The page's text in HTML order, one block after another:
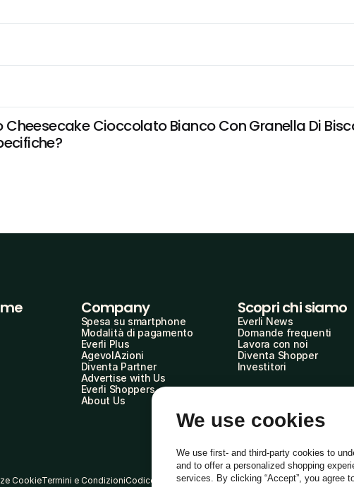
Cioccolato Bianco Con Granella Di
Company
Spesa su smartphone
Modalità di pagamento
Everli Plus
AgevolAzioni
Diventa Partner
Advertise with Us
Everli Shoppers
About Us
Scopri chi siamo
Everli News
Domande frequenti
Lavora con noi
Diventa Shopper
Investitori
CookieTermini e CondizioniCodice Etico
We use cookies
We use first- and third-party cookies to
and to offer a personalized shopping
services. By clicking “Accept”, you agree